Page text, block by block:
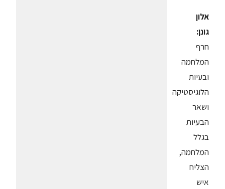
אלון
גונן:
חרף
המלחמה
ובעיות
הלוגיסטיקה
ושאר
הבעיות
בגלל
המלחמה,
הצליח
איש